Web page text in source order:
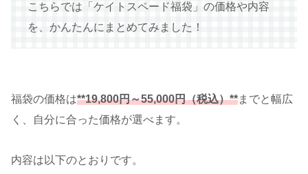
こちらでは「ケイトスペード福袋」の価格や内容
を、かんたんにまとめてみました！
福袋の価格は**19,800円～55,000円（税込）**までと幅広
く、自分に合った価格が選べます。
内容は以下のとおりです。